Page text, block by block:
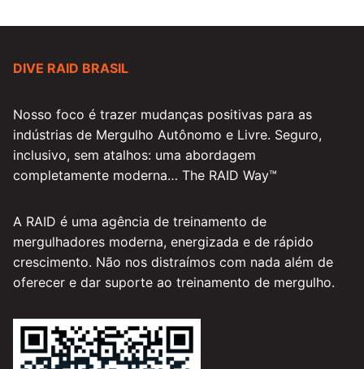
DIVE RAID BRASIL
Nosso foco é trazer mudanças positivas para as
indústrias de Mergulho Autônomo e Livre. Seguro,
inclusivo, sem atalhos: uma abordagem
completamente moderna… The RAID Way™
A RAID é uma agência de treinamento de
mergulhadores moderna, energizada e de rápido
crescimento. Não nos distraímos com nada além de
oferecer e dar suporte ao treinamento de mergulho.